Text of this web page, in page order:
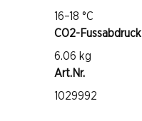
16–18 °C
CO2-Fussabdruck
6.06 kg
Art.Nr.
1029992